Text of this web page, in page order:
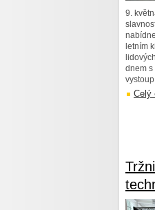
9.
letním
dnem s
Celý